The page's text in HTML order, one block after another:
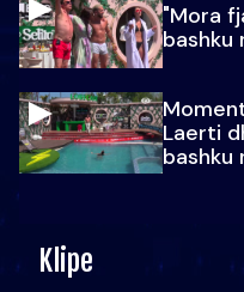
"Mora
bashku
Laerti
bashku
Klipe